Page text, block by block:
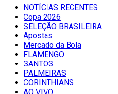
NOTÍCIAS RECENTES
Copa 2026
SELEÇÃO BRASILEIRA
Apostas
Mercado da Bola
FLAMENGO
SANTOS
PALMEIRAS
CORINTHIANS
AO VIVO